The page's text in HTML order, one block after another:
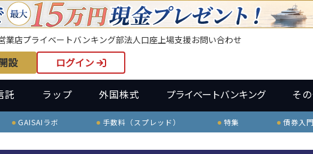
業店プライベートバンキング部法人口座上場支援お問い合わせ
設 ログイン
託 ラップ 外国株式 プライベートバンキング そ
GAISAIラボ 手数料（スプレッド） 特集 債券入門